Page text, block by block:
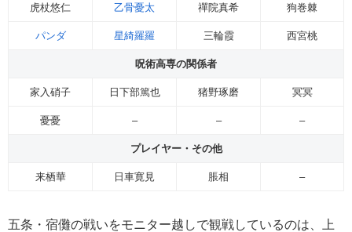
虎杖悠仁 乙骨憂太 禪院真希 狗巻棘
パンダ 星綺羅羅 三輪霞 西宮桃
呪術高専の関係者
家入硝子 日下部篤也 猪野琢磨 冥冥
憂憂 – – –
プレイヤー・その他
来栖華 日車寛見 脹相 –
五条・宿儺の戦いをモニター越しで観戦しているのは、上